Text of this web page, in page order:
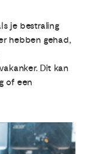
je bestraling
hebben gehad,
Dit kan
of een